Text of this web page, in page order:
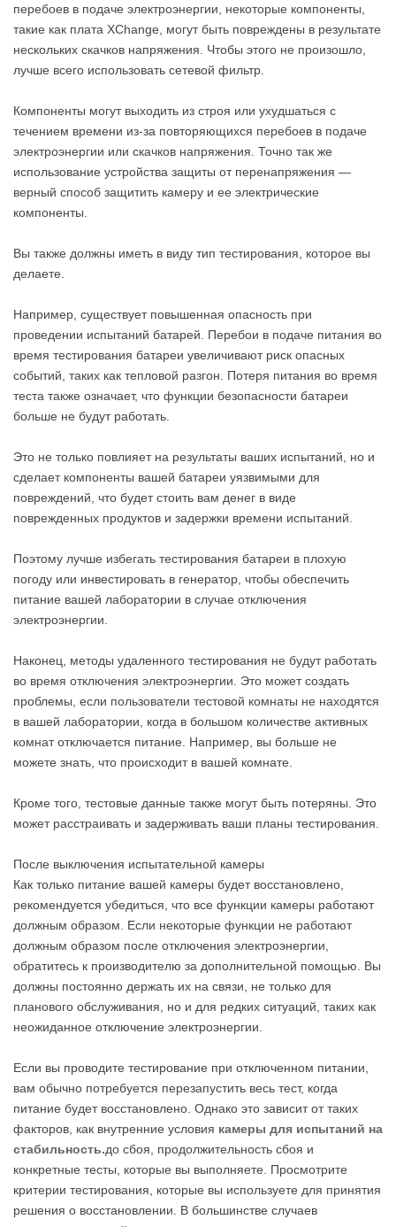
перебоев в подаче электроэнергии, некоторые компоненты,
такие как плата XChange, могут быть повреждены в результате
нескольких скачков напряжения. Чтобы этого не произошло,
лучше всего использовать сетевой фильтр.
Компоненты могут выходить из строя или ухудшаться с
течением времени из-за повторяющихся перебоев в подаче
электроэнергии или скачков напряжения. Точно так же
использование устройства защиты от перенапряжения —
верный способ защитить камеру и ее электрические
компоненты.
Вы также должны иметь в виду тип тестирования, которое вы
делаете.
Например, существует повышенная опасность при
проведении испытаний батарей. Перебои в подаче питания во
время тестирования батареи увеличивают риск опасных
событий, таких как тепловой разгон. Потеря питания во время
теста также означает, что функции безопасности батареи
больше не будут работать.
Это не только повлияет на результаты ваших испытаний, но и
сделает компоненты вашей батареи уязвимыми для
повреждений, что будет стоить вам денег в виде
поврежденных продуктов и задержки времени испытаний.
Поэтому лучше избегать тестирования батареи в плохую
погоду или инвестировать в генератор, чтобы обеспечить
питание вашей лаборатории в случае отключения
электроэнергии.
Наконец, методы удаленного тестирования не будут работать
во время отключения электроэнергии. Это может создать
проблемы, если пользователи тестовой комнаты не находятся
в вашей лаборатории, когда в большом количестве активных
комнат отключается питание. Например, вы больше не
можете знать, что происходит в вашей комнате.
Кроме того, тестовые данные также могут быть потеряны. Это
может расстраивать и задерживать ваши планы тестирования.
После выключения испытательной камеры
Как только питание вашей камеры будет восстановлено,
рекомендуется убедиться, что все функции камеры работают
должным образом. Если некоторые функции не работают
должным образом после отключения электроэнергии,
обратитесь к производителю за дополнительной помощью. Вы
должны постоянно держать их на связи, не только для
планового обслуживания, но и для редких ситуаций, таких как
неожиданное отключение электроэнергии.
Если вы проводите тестирование при отключенном питании,
вам обычно потребуется перезапустить весь тест, когда
питание будет восстановлено. Однако это зависит от таких
факторов, как внутренние условия камеры для испытаний на
стабильность.до сбоя, продолжительность сбоя и
конкретные тесты, которые вы выполняете. Просмотрите
критерии тестирования, которые вы используете для принятия
решения о восстановлении. В большинстве случаев